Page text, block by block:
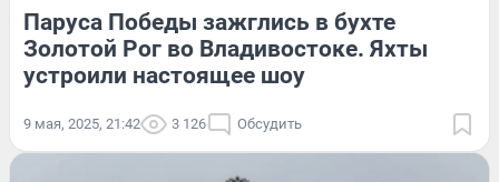
Паруса Победы зажглись в бухте
Золотой Рог во Владивостоке. Яхты
устроили настоящее шоу
9 мая, 2025, 21:42 3 126 Обсудить